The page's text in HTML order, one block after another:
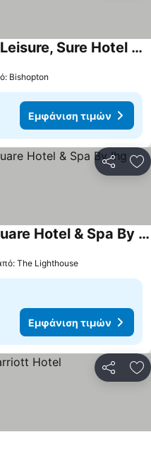
Buchanan Arms Hotel & Leisure, Sure Hotel Collection
Bishopton
Εμφάνιση τιμών
Kimpton Blythswood Square Hotel & Spa By Ihg
The Lighthouse
Εμφάνιση τιμών